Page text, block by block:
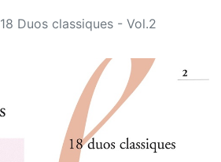
18 Duos classiques - Vol.2